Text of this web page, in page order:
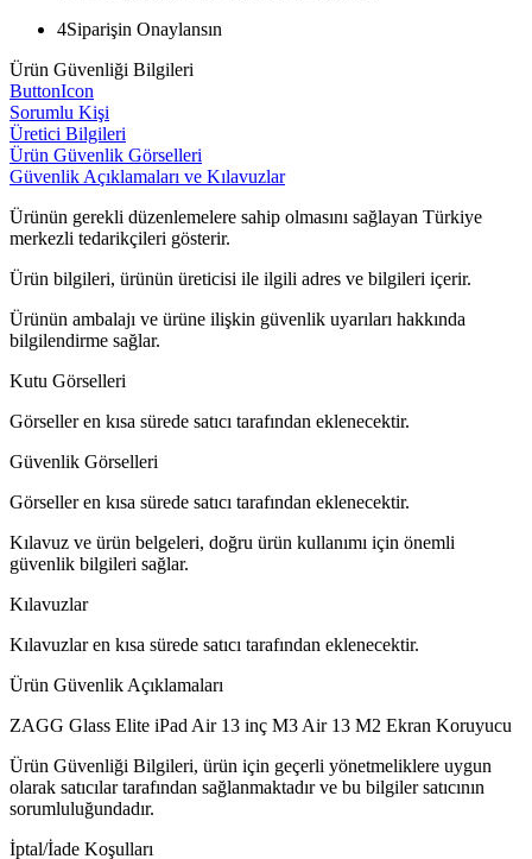
4Siparişin Onaylansın
Ürün Güvenliği Bilgileri
ButtonIcon
Sorumlu Kişi
Üretici Bilgileri
Ürün Güvenlik Görselleri
Güvenlik Açıklamaları ve Kılavuzlar
Ürünün gerekli düzenlemelere sahip olmasını sağlayan Türkiye
merkezli tedarikçileri gösterir.
Ürün bilgileri, ürünün üreticisi ile ilgili adres ve bilgileri içerir.
Ürünün ambalajı ve ürüne ilişkin güvenlik uyarıları hakkında
bilgilendirme sağlar.
Kutu Görselleri
Görseller en kısa sürede satıcı tarafından eklenecektir.
Güvenlik Görselleri
Görseller en kısa sürede satıcı tarafından eklenecektir.
Kılavuz ve ürün belgeleri, doğru ürün kullanımı için önemli
güvenlik bilgileri sağlar.
Kılavuzlar
Kılavuzlar en kısa sürede satıcı tarafından eklenecektir.
Ürün Güvenlik Açıklamaları
ZAGG Glass Elite iPad Air 13 inç M3 Air 13 M2 Ekran Koruyucu
Ürün Güvenliği Bilgileri, ürün için geçerli yönetmeliklere uygun
olarak satıcılar tarafından sağlanmaktadır ve bu bilgiler satıcının
sorumluluğundadır.
İptal/İade Koşulları